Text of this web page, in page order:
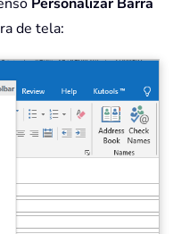
Personalizar Barra
de tela: